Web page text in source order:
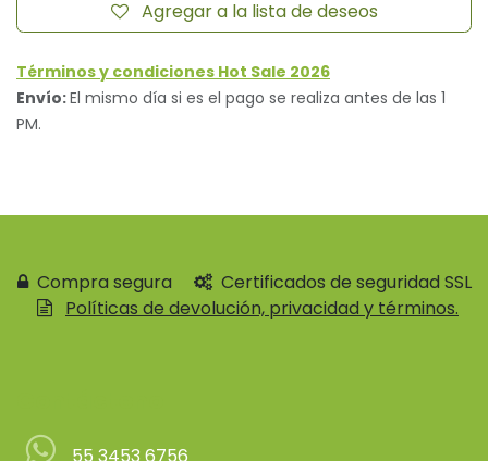
Agregar a la lista de deseos
Términos y condiciones Hot Sale 2026
Envío:El mismo día si es el pago se realiza antes de las 1
PM.
Compra segura
Certificados de seguridad SSL
Políticas de devolución, privacidad y términos.